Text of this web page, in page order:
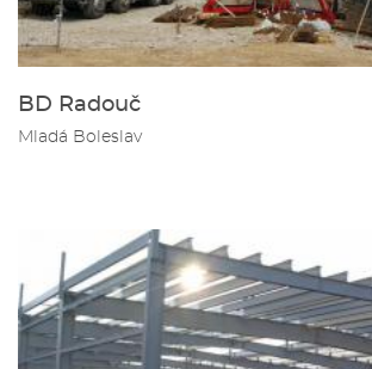
BD Radouč
Mladá Boleslav